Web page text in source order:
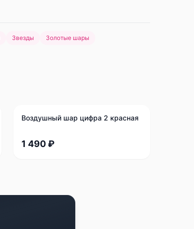
Звезды Золотые шары
Воздушный шар цифра 2 красная
1 490 ₽